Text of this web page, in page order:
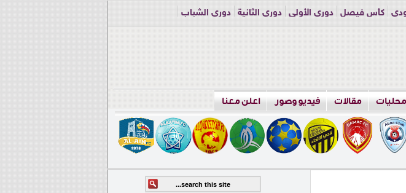
كأس فيصل دوري الأولى دوري الثانية
دوري الشباب
محليات مقالات فيديو وصور اعلن معنا